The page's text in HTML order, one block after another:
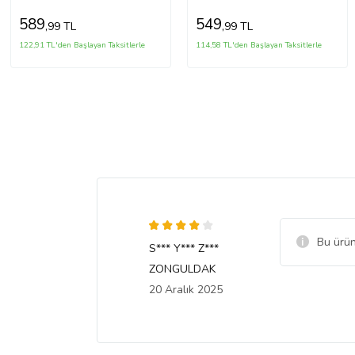
589,99 TL
122,91 TL'den Başlayan Taksitlerle
549,99 TL
114,58 TL'den Başlayan Taksitlerle
S*** Y*** Z***
ZONGULDAK
20 Aralık 2025
Bu